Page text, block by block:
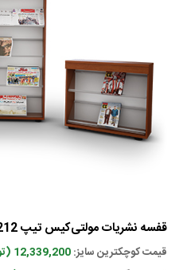
قفسه نشریات مولتی‌کیس تیپ 6212
قیمت کوچکترین سایز:12,339,200 (تومان)